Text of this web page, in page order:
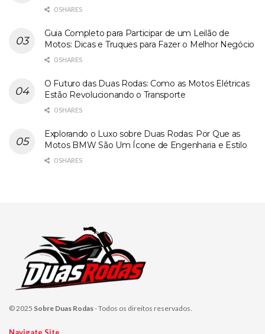
0 SHARES
Guia Completo para Participar de um Leilão de
Motos: Dicas e Truques para Fazer o Melhor Negócio
0 SHARES
O Futuro das Duas Rodas: Como as Motos Elétricas
Estão Revolucionando o Transporte
0 SHARES
Explorando o Luxo sobre Duas Rodas: Por Que as
Motos BMW São Um Ícone de Engenharia e Estilo
0 SHARES
© 2025 Sobre Duas Rodas- Todos os direitos reservados.